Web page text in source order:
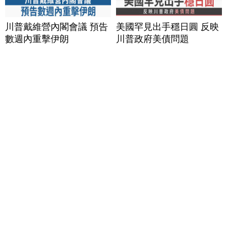
川普戴維營內閣會議 預告
數週內重擊伊朗
美國罕見出手穩日圓 反映
川普政府美債問題